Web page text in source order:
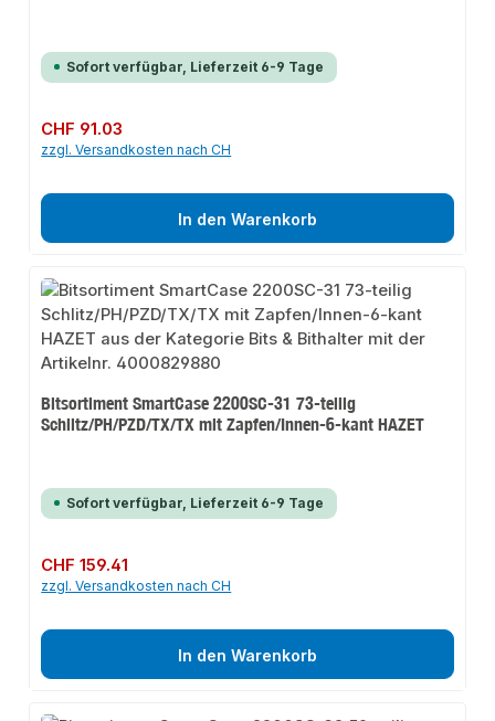
Sofort verfügbar, Lieferzeit 6-9 Tage
Regulärer Preis:
CHF 91.03
zzgl. Versandkosten nach CH
In den Warenkorb
Bitsortiment SmartCase 2200SC-31 73-teilig
Schlitz/PH/PZD/TX/TX mit Zapfen/Innen-6-kant HAZET
Sofort verfügbar, Lieferzeit 6-9 Tage
Regulärer Preis:
CHF 159.41
zzgl. Versandkosten nach CH
In den Warenkorb